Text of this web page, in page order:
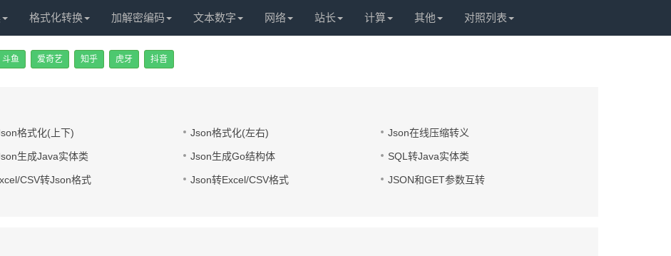
格式化转换 加解密编码 文本数字 网络 站长 计算 其他 对照列表
斗鱼 爱奇艺 知乎 虎牙 抖音
格式化(上下) Json格式化(左右) Json在线压缩转义
生成Java实体类 Json生成Go结构体 SQL转Java实体类
CSV转Json格式 Json转Excel/CSV格式 JSON和GET参数互转